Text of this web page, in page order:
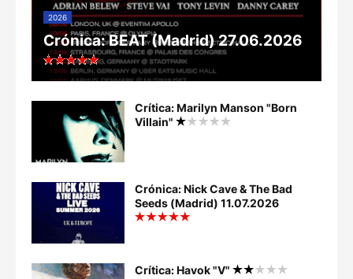
2026
Crónica: BEAT (Madrid) 27.06.2026
Crítica: Marilyn Manson "Born
Villain"
Crónica: Nick Cave & The Bad
Seeds (Madrid) 11.07.2026
Crítica: Havok "V"